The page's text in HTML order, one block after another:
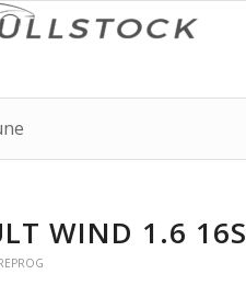
WIND 1.6 16S